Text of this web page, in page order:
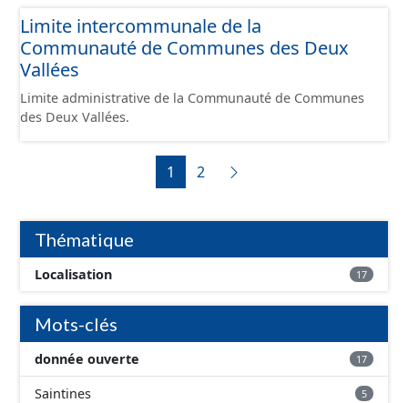
spécifique...).
Limite intercommunale de la
Communauté de Communes des Deux
Vallées
Limite administrative de la Communauté de Communes
des Deux Vallées.
1 2
Thématique
Localisation 17
Mots-clés
donnée ouverte 17
Saintines 5